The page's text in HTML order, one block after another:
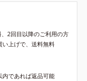
2回目以降のご利用の方
い上げで、送料無料
であれば返品可能